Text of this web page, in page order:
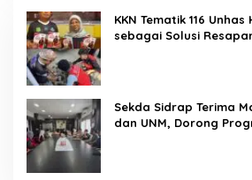
KKN Tematik 116
sebagai Solusi
Sekda Sidrap Terima
dan UNM, Dorong